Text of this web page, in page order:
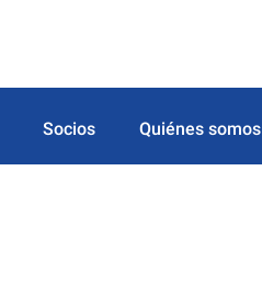
Socios Quiénes somos